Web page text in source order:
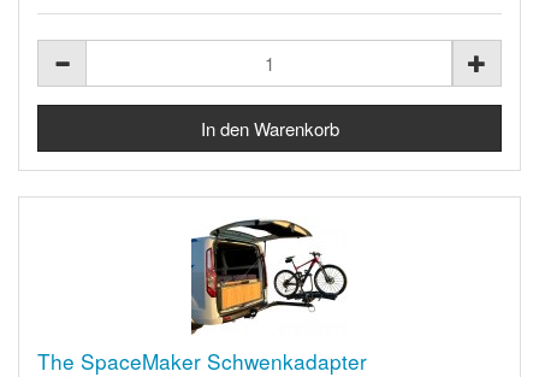
The SpaceMaker Schwenkadapter